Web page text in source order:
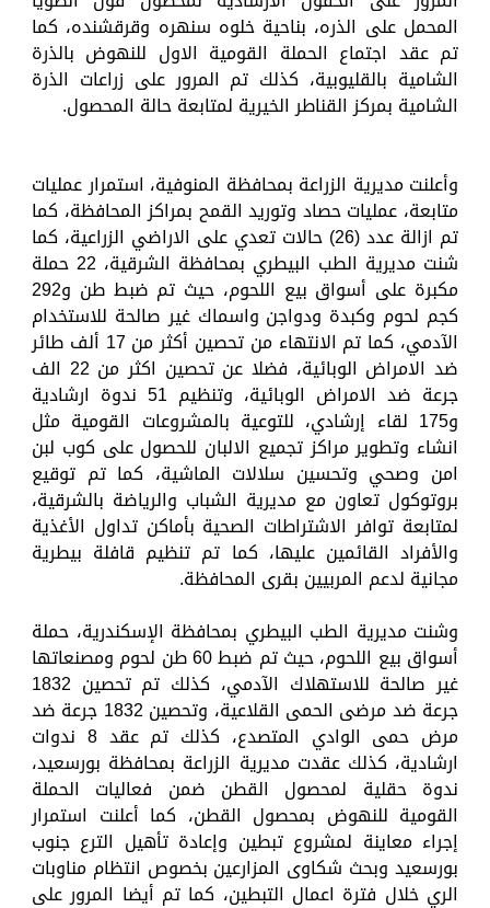
المحمل على الذره، بناحية خلوه سنهره وقرقشنده، كما
تم عقد اجتماع الحملة القومية الاول للنهوض بالذرة
الشامية بالقليوبية، كذلك تم المرور على زراعات الذرة
الشامية بمركز القناطر الخيرية لمتابعة حالة المحصول.
وأعلنت مديرية الزراعة بمحافظة المنوفية، استمرار عمليات
متابعة، عمليات حصاد وتوريد القمح بمراكز المحافظة، كما
تم ازالة عدد (26) حالات تعدي على الاراضي الزراعية، كما
شنت مديرية الطب البيطري بمحافظة الشرقية، 22 حملة
مكبرة على أسواق بيع اللحوم، حيث تم ضبط طن و292
كجم لحوم وكبدة ودواجن واسماك غير صالحة للاستخدام
الآدمي، كما تم الانتهاء من تحصين أكثر من 17 ألف طائر
ضد الامراض الوبائية، فضلا عن تحصين اكثر من 22 الف
جرعة ضد الامراض الوبائية، وتنظيم 51 ندوة ارشادية
و175 لقاء إرشادي، للتوعية بالمشروعات القومية مثل
انشاء وتطوير مراكز تجميع الالبان للحصول على كوب لبن
امن وصحي وتحسين سلالات الماشية، كما تم توقيع
بروتوكول تعاون مع مديرية الشباب والرياضة بالشرقية،
لمتابعة توافر الاشتراطات الصحية بأماكن تداول الأغذية
والأفراد القائمين عليها، كما تم تنظيم قافلة بيطرية
مجانية لدعم المربيين بقرى المحافظة.
وشنت مديرية الطب البيطري بمحافظة الإسكندرية، حملة
أسواق بيع اللحوم، حيث تم ضبط 60 طن لحوم ومصنعاتها
غير صالحة للاستهلاك الآدمي، كذلك تم تحصين 1832
جرعة ضد مرضى الحمى القلاعية، وتحصين 1832 جرعة ضد
مرض حمى الوادي المتصدع، كذلك تم عقد 8 ندوات
ارشادية، كذلك عقدت مديرية الزراعة بمحافظة بورسعيد،
ندوة حقلية لمحصول القطن ضمن فعاليات الحملة
القومية للنهوض بمحصول القطن، كما أعلنت استمرار
إجراء معاينة لمشروع تبطين وإعادة تأهيل الترع جنوب
بورسعيد وبحث شكاوى المزارعين بخصوص انتظام مناوبات
الري خلال فترة اعمال التبطين، كما تم أيضا المرور على